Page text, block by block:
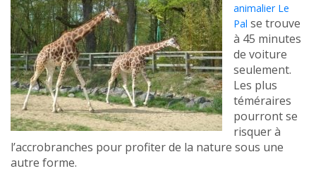
animalier Le
Pal se trouve
à 45 minutes
de voiture
seulement.
Les plus
téméraires
pourront se
risquer à
l’accrobranches pour profiter de la nature sous une
autre forme.